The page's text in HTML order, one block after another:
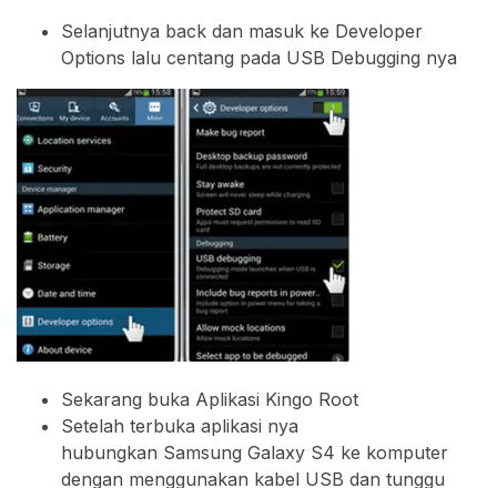
Selanjutnya back dan masuk ke Developer
Options lalu centang pada USB Debugging nya
Sekarang buka Aplikasi Kingo Root
Setelah terbuka aplikasi nya
hubungkan Samsung Galaxy S4 ke komputer
dengan menggunakan kabel USB dan tunggu